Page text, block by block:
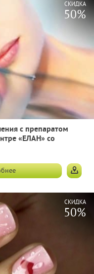
СКИДКА
50%
с препаратом
«ЕЛАН» со
СКИДКА
50%